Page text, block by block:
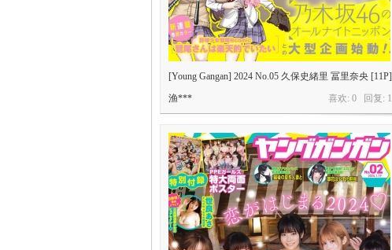
[Young Gangan] 2024 No.05 久保史緒里 冨里奈央 [11P]
喜欢: 0 回复: 1
渔***